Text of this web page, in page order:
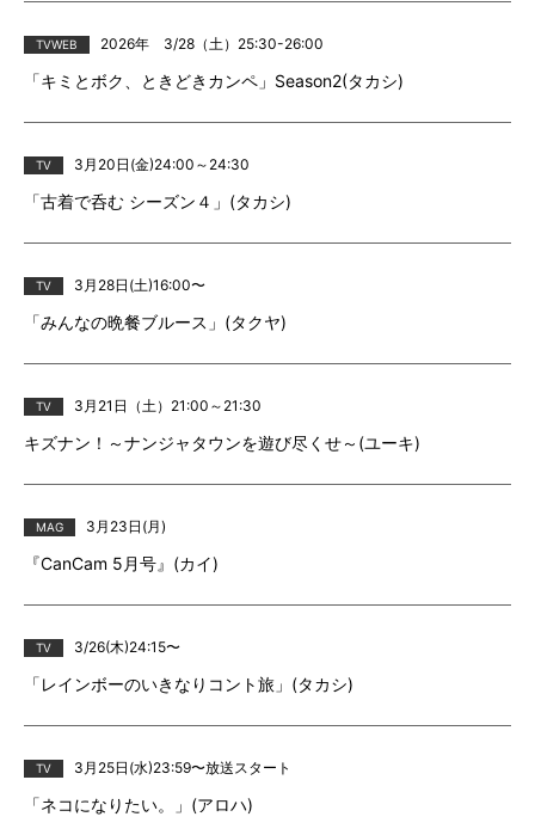
TVWEB 2026年 3/28（土）25:30-26:00
「キミとボク、ときどきカンペ」Season2(タカシ)
TV 3月20日(金)24:00～24:30
「古着で呑む シーズン４」(タカシ)
TV 3月28日(土)16:00〜
「みんなの晩餐ブルース」(タクヤ)
TV 3月21日（土）21:00～21:30
キズナン！～ナンジャタウンを遊び尽くせ～(ユーキ)
MAG 3月23日(月)
『CanCam 5月号』(カイ)
TV 3/26(木)24:15〜
「レインボーのいきなりコント旅」(タカシ)
TV 3月25日(水)23:59〜放送スタート
「ネコになりたい。」(アロハ)